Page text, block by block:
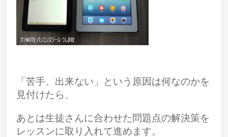
「苦手、出来ない」という原因は何なのかを
見付けたら、
あとは生徒さんに合わせた問題点の解決策を
レッスンに取り入れて進めます。